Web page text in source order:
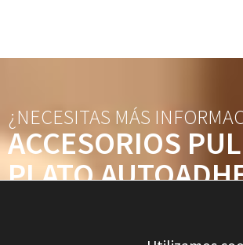
¿NECESITAS MÁS
ACCESORIOS
PLATO